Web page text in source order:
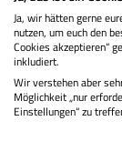
Ja, wir hätten gerne
nutzen, um euch den
Cookies akzeptieren“
inkludiert.
Wir verstehen aber
Möglichkeit „nur
Einstellungen“ zu